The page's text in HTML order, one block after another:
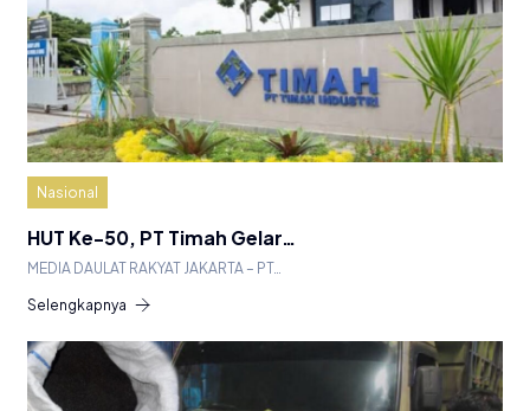
Nasional
HUT Ke-50, PT Timah Gelar…
MEDIA DAULAT RAKYAT JAKARTA – PT…
Selengkapnya